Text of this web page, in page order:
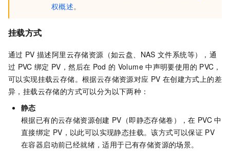
权概述。
挂载方式
通过 PV 描述阿里云存储资源（如云盘、NAS 文件系统等），通
过 PVC 绑定 PV，然后在 Pod 的 Volume 中声明要使用的 PVC，
可以实现挂载云存储。根据云存储资源对应 PV 在创建方式上的差
异，挂载云存储的方式可以分为以下两种：
静态
根据已有的云存储资源创建 PV（即静态存储卷），在 PVC 中
直接绑定 PV，以此可以实现静态挂载。该方式可以保证 PV
在容器启动前已经就绪，适用于已有存储资源的场景。